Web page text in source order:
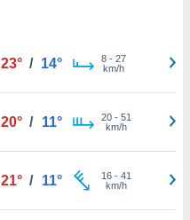
23° / 14° 8- 27
km/h
20° / 11° 20- 51
km/h
21° / 11° 16- 41
km/h